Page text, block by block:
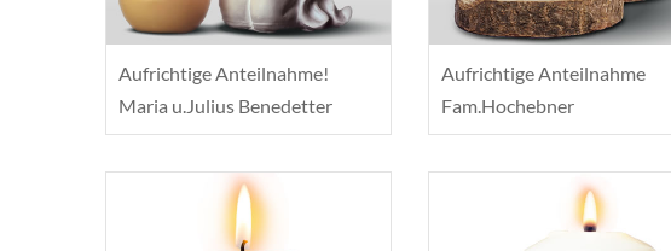
Aufrichtige Anteilnahme!
Maria u.Julius Benedetter
Aufrichtige Anteilnahme
Fam.Hochebner